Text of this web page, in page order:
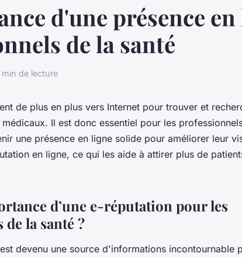
d'une présence
de la santé
min de lecture
de plus en plus vers Internet pour trouver et
Il est donc essentiel pour les
une présence en ligne solide pour améliorer leur
en ligne, ce qui les aide à attirer plus de
d’une e-réputation pour les
la santé ?
devenu une source d'informations incontournable